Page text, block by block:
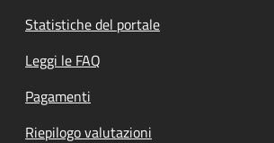
Statistiche del portale
Leggi le FAQ
Pagamenti
Riepilogo valutazioni